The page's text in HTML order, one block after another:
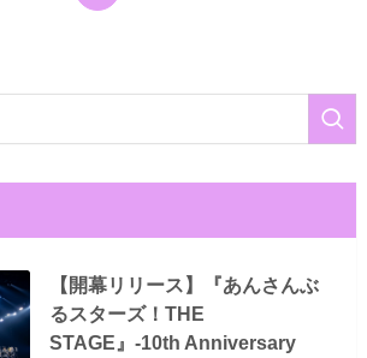
【開幕リリース】『あんさんぶ
るスターズ！THE
STAGE』-10th Anniversary